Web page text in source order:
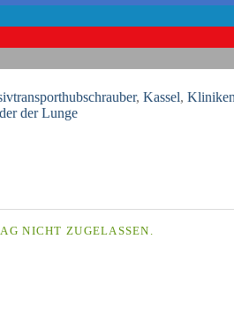
,Kassel,
der Lunge
NICHT ZUGELASSEN.